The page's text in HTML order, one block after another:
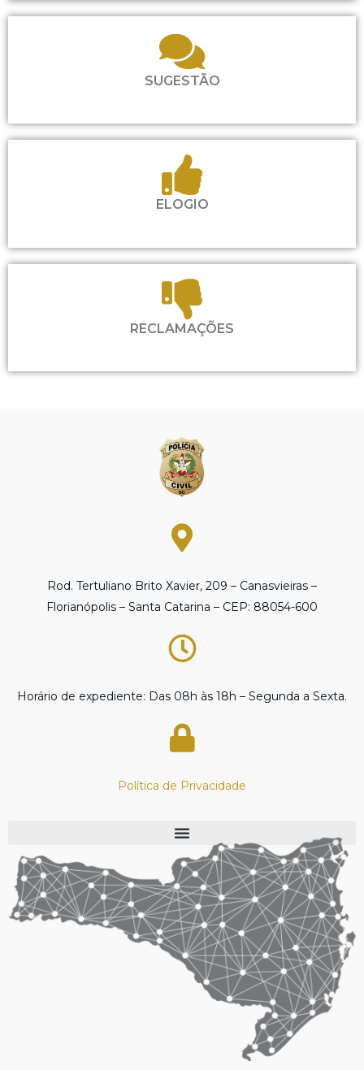
SUGESTÃO
ELOGIO
RECLAMAÇÕES
Rod. Tertuliano Brito Xavier, 209 – Canasvieiras –
Florianópolis – Santa Catarina – CEP: 88054-600
Horário de expediente: Das 08h às 18h – Segunda a Sexta.
Política de Privacidade